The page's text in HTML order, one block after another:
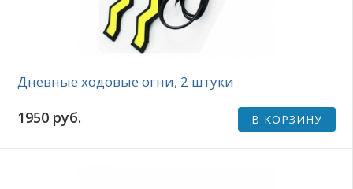
Дневные ходовые огни, 2 штуки
1950 руб. В КОРЗИНУ